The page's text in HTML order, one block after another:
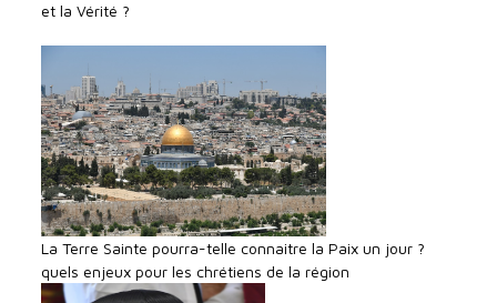
et la Vérité ?
La Terre Sainte pourra-telle connaitre la Paix un jour ?
quels enjeux pour les chrétiens de la région